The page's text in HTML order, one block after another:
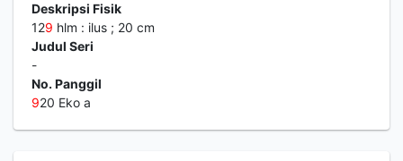
Deskripsi Fisik
129 hlm : ilus ; 20 cm
Judul Seri
-
No. Panggil
920 Eko a